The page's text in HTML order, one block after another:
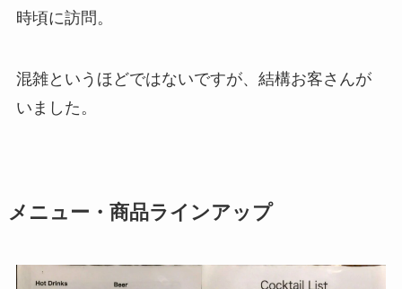
時頃に訪問。
混雑というほどではないですが、結構お客さんが
いました。
メニュー・商品ラインアップ